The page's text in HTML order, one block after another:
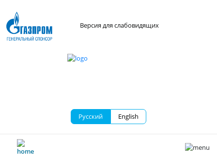
Версия для слабовидящих
Русский English